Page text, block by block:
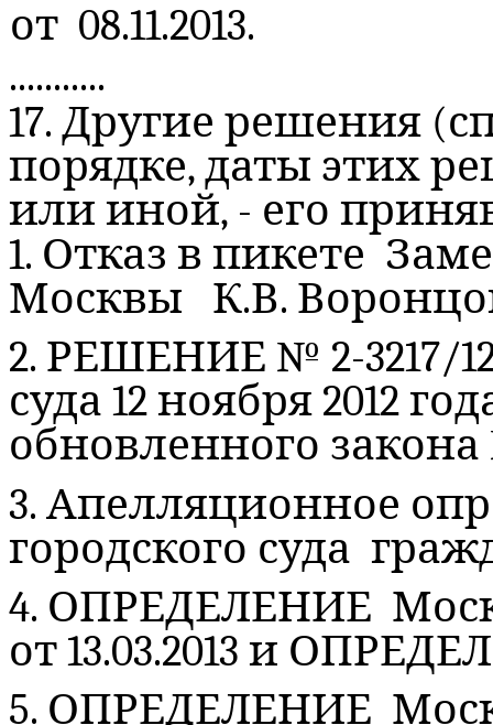
от 08.11.2013.
...........
17. Другие решения
порядке, даты этих
или иной, - его
1. Отказ в пикете
Москвы К.В.
2. РЕШЕНИЕ № 2-3217/
суда 12 ноября 2012
обновленного закона
3. Апелляционное
городского суда
4. ОПРЕДЕЛЕНИЕ
от 13.03.2013 и
5. ОПРЕДЕЛЕНИЕ